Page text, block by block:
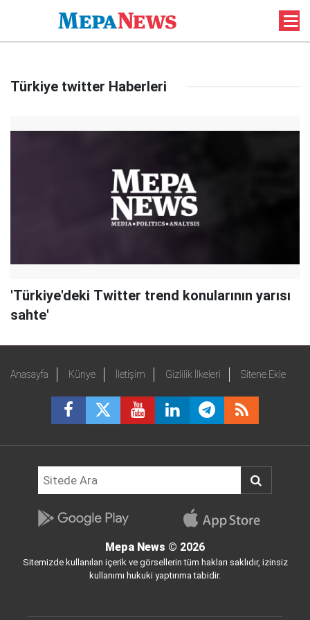
Türkiye twitter Haberleri
'Türkiye'deki Twitter trend konularının yarısı
sahte'
Anasayfa Künye İletişim Gizlilik İlkeleri Sitene Ekle
Mepa News © 2026
Sitemizde kullanılan içerik ve görsellerin tüm hakları saklıdır, izinsiz
kullanımı hukuki yaptırıma tabidir.